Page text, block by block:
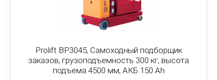
Prolift BP3045, Самоходный подборщик
заказов, грузоподъемность 300 кг, высота
подъема 4500 мм, АКБ 150 Ah